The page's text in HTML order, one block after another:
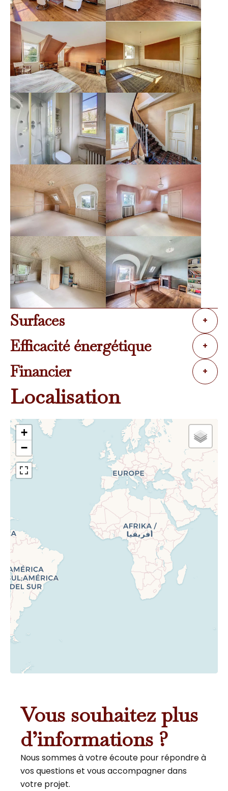
Surfaces +
Efficacité énergétique +
Financier +
Localisation
+
−
Vous souhaitez plus
d’informations ?
Nous sommes à votre écoute pour répondre à
vos questions et vous accompagner dans
votre projet.